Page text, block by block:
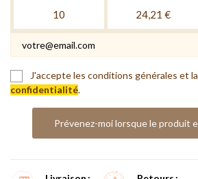
10 24,21 €
J'accepte les conditions générales et la
confidentialité.
Prévenez-moi lorsque le produit